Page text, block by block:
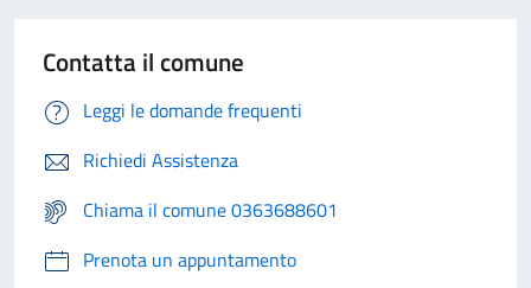
Contatta il comune
Leggi le domande frequenti
Richiedi Assistenza
Chiama il comune 0363688601
Prenota un appuntamento